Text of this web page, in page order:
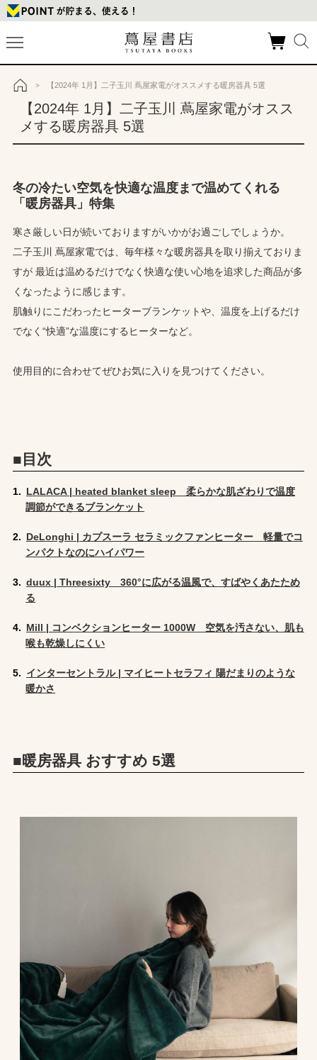
トップ
> 【2024年 1月】二子玉川 蔦屋家電がオススメする暖房器具 5選
【2024年 1月】二子玉川 蔦屋家電がオスス
メする暖房器具 5選
冬の冷たい空気を快適な温度まで温めてくれる
「暖房器具」特集
寒さ厳しい日が続いておりますがいかがお過ごしでしょうか。
二子玉川 蔦屋家電では、毎年様々な暖房器具を取り揃えておりま
すが最近は温めるだけでなく快適な使い心地を追求した商品が多
くなったように感じます。
肌触りにこだわったヒーターブランケットや、温度を上げるだけ
でなく“快適”な温度にするヒーターなど。
使用目的に合わせてぜひお気に入りを見つけてください。
■目次
LALACA | heated blanket sleep 柔らかな肌ざわりで温度
調節ができるブランケット
DeLonghi | カプスーラ セラミックファンヒーター 軽量でコ
ンパクトなのにハイパワー
duux | Threesixty 360°に広がる温風で、すばやくあたため
る
Mill | コンベクションヒーター 1000W 空気を汚さない、肌も
喉も乾燥しにくい
インターセントラル | マイヒートセラフィ 陽だまりのような
暖かさ
■暖房器具 おすすめ 5選